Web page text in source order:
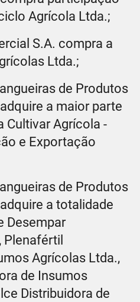
Agrícola Ltda.;
S.A. compra a
Ltda.;
de Produtos
a maior parte
Cultivar Agrícola -
e Exportação
de Produtos
a totalidade
Desempar
Agrícolas Ltda.,
de Insumos
Distribuidora de